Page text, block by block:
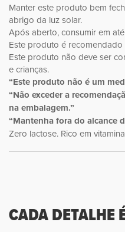
Manter este produto bem
abrigo da luz solar.
Após aberto, consumir em
Este produto é recomendado
Este produto não deve ser
e crianças.
“Este produto não é um
“Não exceder a
na embalagem.”
“Mantenha fora do alcance
Zero lactose. Rico em
CADA DETALHE